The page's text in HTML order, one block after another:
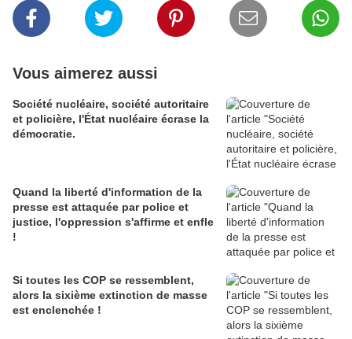
Vous aimerez aussi
Société nucléaire, société autoritaire
et policière, l'État nucléaire écrase la
démocratie.
Quand la liberté d'information de la
presse est attaquée par police et
justice, l'oppression s'affirme et enfle
!
Si toutes les COP se ressemblent,
alors la sixième extinction de masse
est enclenchée !